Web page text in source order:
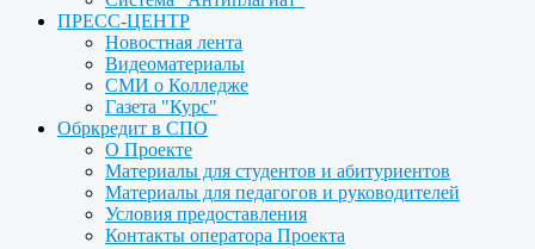
ПРЕСС-ЦЕНТР
Новостная лента
Видеоматериалы
СМИ о Колледже
Газета "Курс"
Обркредит в СПО
О Проекте
Материалы для студентов и абитуриентов
Материалы для педагогов и руководителей
Условия предоставления
Контакты оператора Проекта